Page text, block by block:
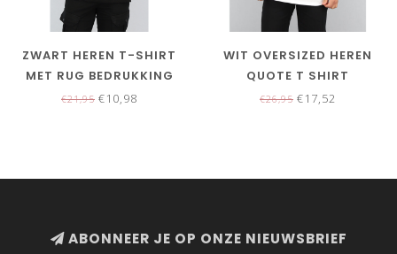
ZWART HEREN T-SHIRT
MET RUG BEDRUKKING
€21,95 €10,98
WIT OVERSIZED HEREN
QUOTE T SHIRT
€26,95 €17,52
ABONNEER JE OP ONZE NIEUWSBRIEF